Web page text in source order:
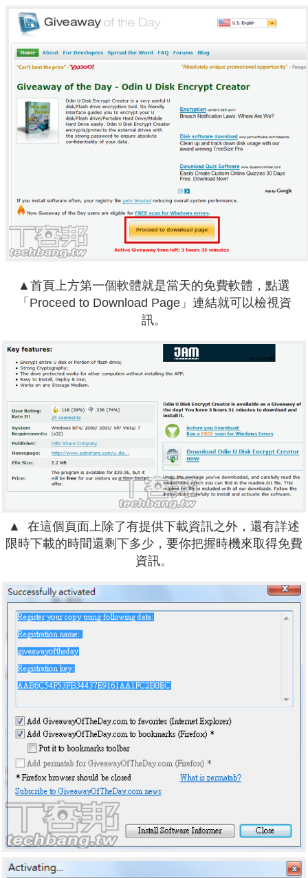
▲首頁上方第一個軟體就是當天的免費軟體，點選
「Proceed to Download Page」連結就可以檢視資
訊。
▲
在這個頁面上除了有提供下載資訊之外，還有詳述
限時下載的時間還剩下多少，要你把握時機來取得免費
資訊。